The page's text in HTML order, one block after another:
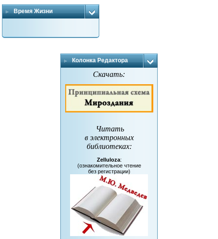
Время Жизни
Колонка Редактора
Скачать:
Читать
в электронных
библиотеках:
Zelluloza:
(ознакомительное чтение
без регистрации)